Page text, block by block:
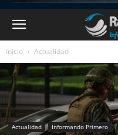
Inicio Actualidad
Actualidad Informando Primero